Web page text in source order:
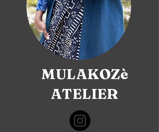
MULAKOZè
ATELIER